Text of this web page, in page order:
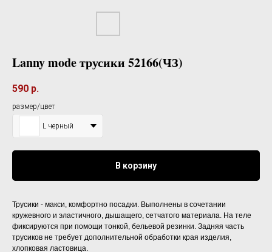
Lanny mode трусики 52166(ЧЗ)
590 р.
размер/цвет
L черный
В корзину
Трусики - макси, комфортно посадки. Выполнены в сочетании
кружевного и эластичного, дышащего, сетчатого материала. На теле
фиксируются при помощи тонкой, бельевой резинки. Задняя часть
трусиков не требует дополнительной обработки края изделия,
хлопковая ластовица.